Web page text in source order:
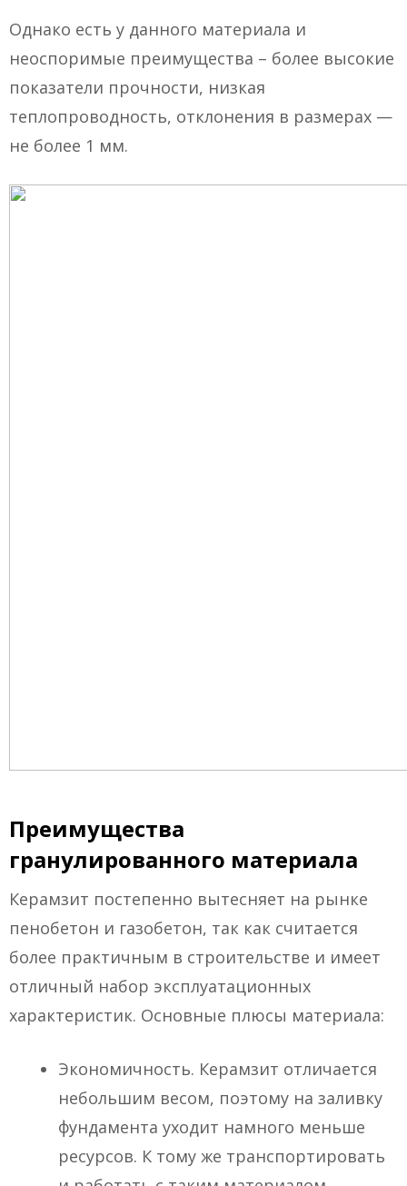
Однако есть у данного материала и
неоспоримые преимущества – более высокие
показатели прочности, низкая
теплопроводность, отклонения в размерах —
не более 1 мм.
Преимущества
гранулированного материала
Керамзит постепенно вытесняет на рынке
пенобетон и газобетон, так как считается
более практичным в строительстве и имеет
отличный набор эксплуатационных
характеристик. Основные плюсы материала:
Экономичность. Керамзит отличается
небольшим весом, поэтому на заливку
фундамента уходит намного меньше
ресурсов. К тому же транспортировать